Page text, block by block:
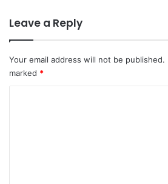
Leave a Reply
Your email address will not be published.
marked *